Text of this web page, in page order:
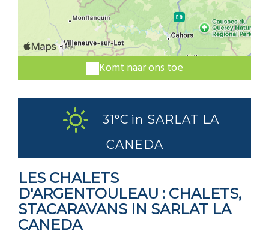
Komt naar ons toe
31°C in SARLAT LA
CANEDA
LES CHALETS
D'ARGENTOULEAU : CHALETS,
STACARAVANS IN SARLAT LA
CANEDA